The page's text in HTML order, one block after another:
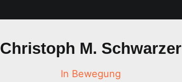
Christoph M. Schwarzer
In Bewegung